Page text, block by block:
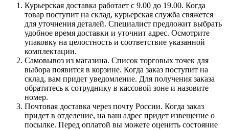
Курьерская доставка работает с 9.00 до 19.00. Когда
товар поступит на склад, курьерская служба свяжется
для уточнения деталей. Специалист предложит выбрать
удобное время доставки и уточнит адрес. Осмотрите
упаковку на целостность и соответствие указанной
комплектации.
Самовывоз из магазина. Список торговых точек для
выбора появится в корзине. Когда заказ поступит на
склад, вам придет уведомление. Для получения заказа
обратитесь к сотруднику в кассовой зоне и назовите
номер.
Почтовая доставка через почту России. Когда заказ
придет в отделение, на ваш адрес придет извещение о
посылке. Перед оплатой вы можете оценить состояние